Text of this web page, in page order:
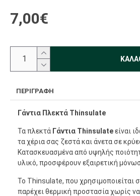
7,00€
ΠΕΡΙΓΡΑΦΉ
Γάντια Πλεκτά Thinsulate
Τα πλεκτά Γάντια Thinsulateείναι
τα χέρια σας ζεστά και άνετα σε
Κατασκευασμένα από υψηλής
υλικό, προσφέρουν εξαιρετική
Το Thinsulate, που χρησιμοποιείται
παρέχει θερμική προστασία χωρίς